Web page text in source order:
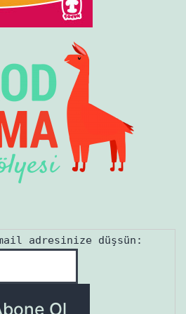
adresinize düşsün: